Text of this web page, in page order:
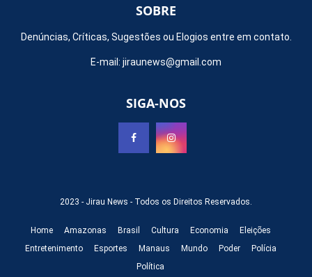
SOBRE
Denúncias, Críticas, Sugestões ou Elogios entre em contato.
E-mail: jiraunews@gmail.com
SIGA-NOS
2023 - Jirau News - Todos os Direitos Reservados.
Home Amazonas Brasil Cultura Economia
Eleições
Entretenimento
Esportes Manaus Mundo Poder
Polícia
Política